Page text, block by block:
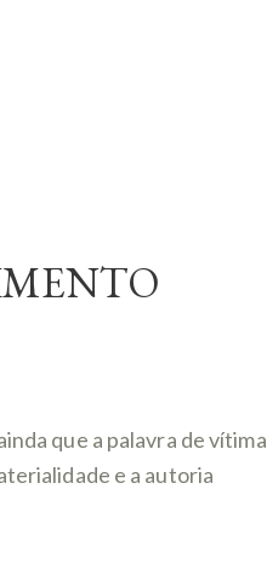
que a palavra de vítima
e a autoria